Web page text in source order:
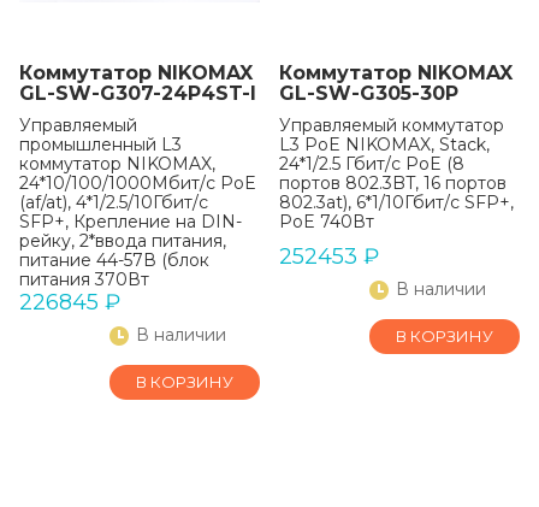
Коммутатор NIKOMAX
GL-SW-G307-24P4ST-I
Управляемый
промышленный L3
коммутатор NIKOMAX,
24*10/100/1000Мбит/с PoE
(af/at), 4*1/2.5/10Гбит/с
SFP+, Крепление на DIN-
рейку, 2*ввода питания,
питание 44-57В (блок
питания 370Вт
поставляется отдельно),
226845 ₽
В наличии
В КОРЗИНУ
Коммутатор NIKOMAX
GL-SW-G305-30P
Управляемый коммутатор
L3 PoE NIKOMAX, Stack,
24*1/2.5 Гбит/с PoE (8
портов 802.3BT, 16 портов
802.3at), 6*1/10Гбит/с SFP+,
PoE 740Вт
252453 ₽
В наличии
В КОРЗИНУ